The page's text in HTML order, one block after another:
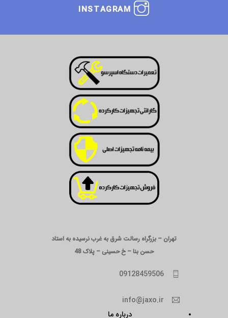
INSTAGRAM
تهران – بزرگراه رسالت شرق به غرب نرسیده به استاد
حسن بنا – خ حسینی – پلاک 48
09128459506
info@jaxo.ir
درباره ما